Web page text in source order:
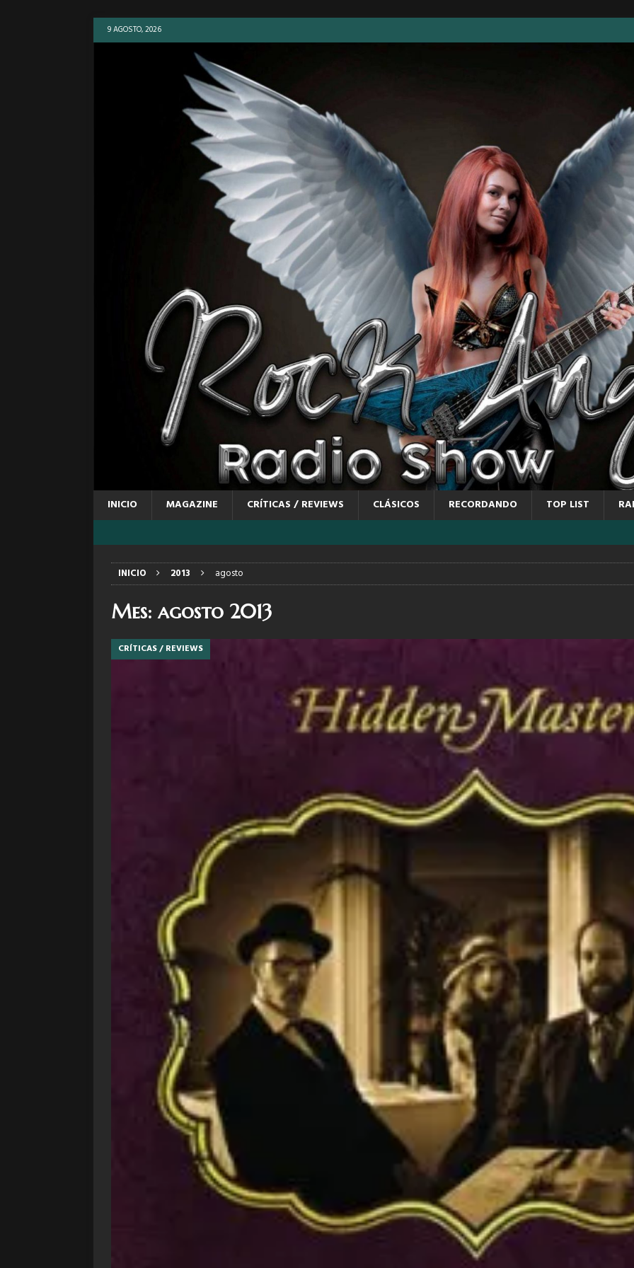
9 AGOSTO, 2026
INICIO MAGAZINE CRÍTICAS / REVIEWS CLÁSICOS RECORDANDO TOP LIST
INICIO 2013 agosto
Mes:agosto 2013
CRÍTICAS / REVIEWS